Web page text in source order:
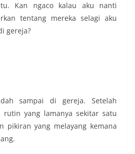
Kan ngaco kalau aku nanti
tentang mereka selagi aku
gereja?
sampai di gereja. Setelah
rutin yang lamanya sekitar satu
pikiran yang melayang kemana